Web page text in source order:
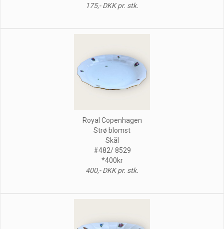
175,- DKK pr. stk.
Royal Copenhagen
Strø blomst
Skål
#482/ 8529
*400kr
400,- DKK pr. stk.